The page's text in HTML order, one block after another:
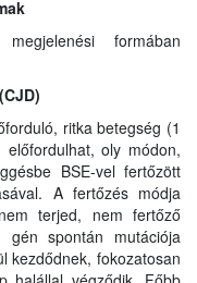
formában
ritka betegség (1
oly módon,
BSE-vel fertőzött
A fertőzés módja
terjed, nem fertőző
gén spontán mutációja
kezdődnek, fokozatosan